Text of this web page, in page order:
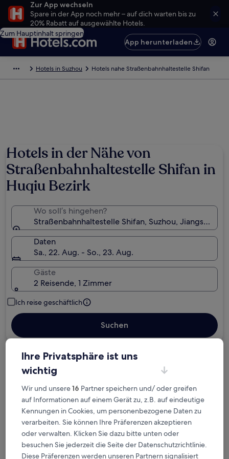
Zur App wechseln
Spare in der App noch mehr – auf dich warten bis zu
20% Rabatt auf ausgewählte Hotels.
Zum Hauptinhalt springen
App herunterladen
Hotels in Suzhou Hotels nahe Straßenbahnhaltestelle Shifan
Hotels in der Nähe von
Straßenbahnhaltestelle Shifan in
Huqiu Bezirk
Wo soll’s hingehen?
Straßenbahnhaltestelle Shifan, Suzhou, Jiangsu,
Daten
Sa., 22. Aug. - So., 23. Aug.
Gäste
2 Reisende, 1 Zimmer
Ich reise geschäftlich
Suchen
Kostenlose Stornierung bei
Planänderungen
Verdiene Prämien für jede
wahrgenommene Übernachtung
Mehr sparen mit Preisen für Mitglieder
Ihre Privatsphäre ist uns
wichtig
Wir und unsere16 Partner speichern und/ oder greifen
auf Informationen auf einem Gerät zu, z.B. auf eindeutige
Kennungen in Cookies, um personenbezogene Daten zu
verarbeiten. Sie können Ihre Präferenzen akzeptieren
oder verwalten. Klicken Sie dazu bitte unten oder
besuchen Sie jederzeit die Seite der Datenschutzrichtlinie.
Diese Präferenzen werden unseren Partnern signalisiert